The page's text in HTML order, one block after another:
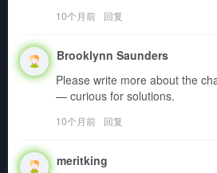
10个月前 回复
Brooklynn Saunders
Please write more about the
— curious for solutions.
10个月前 回复
meritking